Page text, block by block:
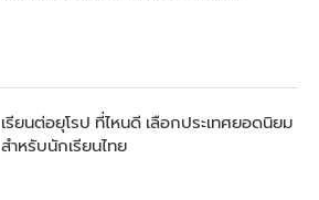
เรียนต่อยุโรป ที่ไหนดี เลือกประเทศยอดนิยม
สำหรับนักเรียนไทย